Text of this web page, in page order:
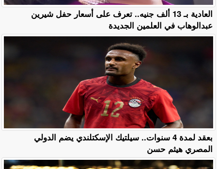
العادية بـ 13 ألف جنيه.. تعرف على أسعار حفل شيرين
عبدالوهاب في العلمين الجديدة
بعقد لمدة 4 سنوات.. سيلتيك الإسكتلندي يضم الدولي
المصري هيثم حسن